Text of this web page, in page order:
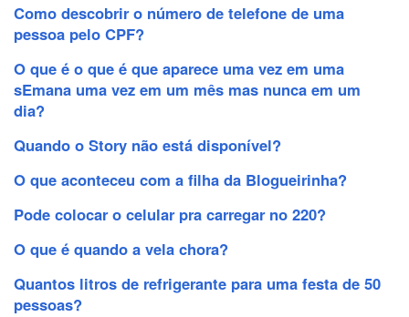
Como descobrir o número de telefone de uma
pessoa pelo CPF?
O que é o que é que aparece uma vez em uma
sEmana uma vez em um mês mas nunca em um
dia?
Quando o Story não está disponível?
O que aconteceu com a filha da Blogueirinha?
Pode colocar o celular pra carregar no 220?
O que é quando a vela chora?
Quantos litros de refrigerante para uma festa de 50
pessoas?